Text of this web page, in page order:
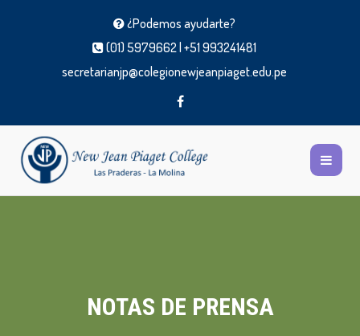
¿Podemos ayudarte?
(01) 5979662 | +51 993241481
secretarianjp@colegionewjeanpiaget.edu.pe
NOTAS DE PRENSA